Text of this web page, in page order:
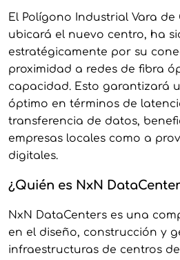
El Polígono Industrial Vara
ubicará el nuevo centro, ha
estratégicamente por su
proximidad a redes de fibra
capacidad. Esto garantizará
óptimo en términos de
transferencia de datos,
empresas locales como a
digitales.
¿Quién es NxN
NxN DataCenters es una
en el diseño, construcción y
infraestructuras de centros